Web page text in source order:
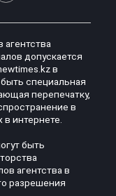
допускается
в
специальная
перепечатку,
в
интернете.
быть
агентства в
разрешения